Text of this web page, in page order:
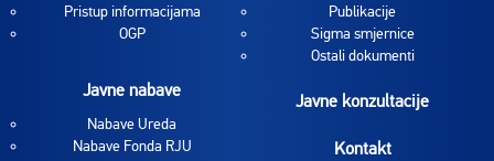
Pristup informacijama
OGP
Publikacije
Sigma smjernice
Ostali dokumenti
Javne nabave
Nabave Ureda
Nabave Fonda RJU
Javne konzultacije
Kontakt